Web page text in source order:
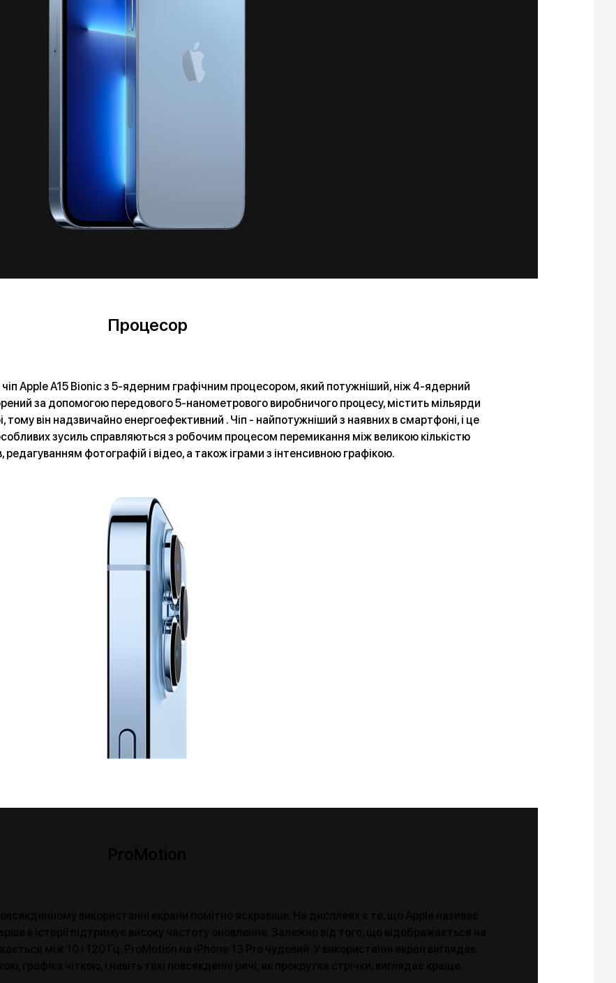
Процесор
Apple A15 Bionic з 5-ядерним графічним процесором, який потужніший, ніж 4-ядерний
за допомогою передового 5-нанометрового виробничого процесу, містить мільярди
тому він надзвичайно енергоефективний . Чіп - найпотужніший з наявних в смартфоні, і це
зусиль справляються з робочим процесом перемикання між великою кількістю
редагуванням фотографій і відео, а також іграми з інтенсивною графікою.